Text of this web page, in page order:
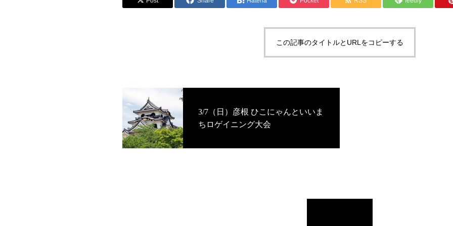
この記事のタイトルとURLをコピーする
3/7（日）彦根 ひこにゃんといいま
ちロゲイニング大会